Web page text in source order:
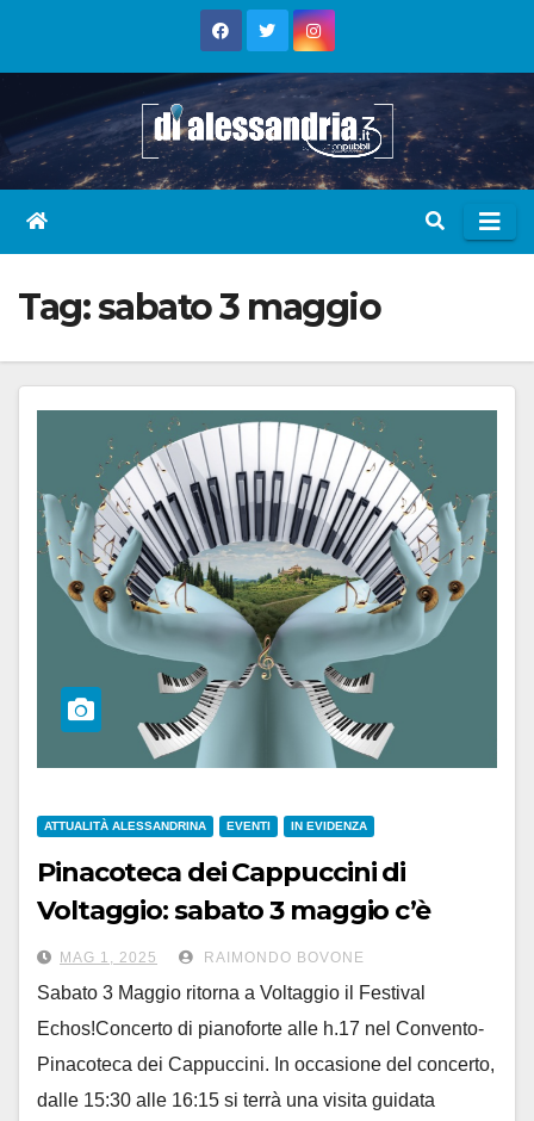
Tag:sabato 3 maggio
ATTUALITÀ ALESSANDRINA EVENTI IN EVIDENZA
Pinacoteca dei Cappuccini di
Voltaggio: sabato 3 maggio c’è
‘Festival Echos’
MAG 1, 2025 RAIMONDO BOVONE
Sabato 3 Maggio ritorna a Voltaggio il Festival
Echos!Concerto di pianoforte alle h.17 nel Convento-
Pinacoteca dei Cappuccini. In occasione del concerto,
dalle 15:30 alle 16:15 si terrà una visita guidata